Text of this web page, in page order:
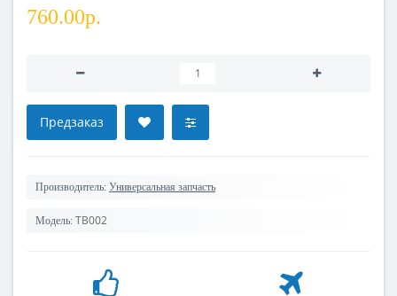
760.00р.
Предзаказ
Производитель: Универсальная запчасть
Модель: TB002